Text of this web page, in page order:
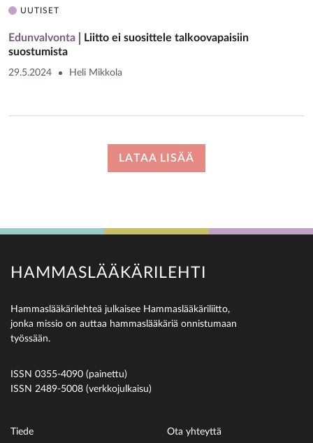
UUTISET
Edunvalvonta
Liitto ei suosittele talkoovapaisiin
suostumista
29.5.2024 Heli Mikkola
LATAA LISÄÄ
HAMMASLÄÄKÄRILEHTI
Hammaslääkärilehteä julkaisee Hammaslääkäriliitto,
jonka missio on auttaa hammaslääkäriä onnistumaan
työssään.
ISSN 0355-4090 (painettu)
ISSN 2489-5008 (verkkojulkaisu)
Tiede Ota yhteyttä